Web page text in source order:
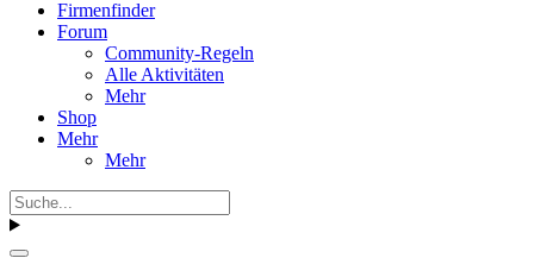
Firmenfinder
Forum
Community-Regeln
Alle Aktivitäten
Mehr
Shop
Mehr
Mehr